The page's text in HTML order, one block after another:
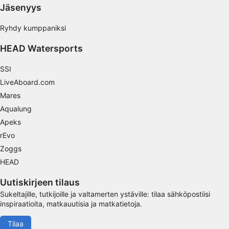
Jäsenyys
Ryhdy kumppaniksi
HEAD Watersports
SSI
LiveAboard.com
Mares
Aqualung
Apeks
rEvo
Zoggs
HEAD
Uutiskirjeen tilaus
Sukeltajille, tutkijoille ja valtamerten ystäville: tilaa sähköpostiisi
inspiraatioita, matkauutisia ja matkatietoja.
Tilaa
peräisin olevien tietojen, tilastojen tai
yhdistelmien avulla
Palvelujen kehittäminen ja parantaminen
valitsemiseen
tietojen perusteella
Muut kuin IAB:n käsittelytarkoitukset:
Välttämätön
Suorituskyky
Toiminnallinen